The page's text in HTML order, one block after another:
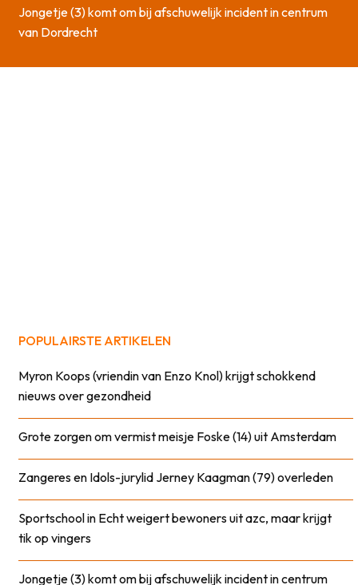
Jongetje (3) komt om bij afschuwelijk incident in centrum
van Dordrecht
POPULAIRSTE ARTIKELEN
Myron Koops (vriendin van Enzo Knol) krijgt schokkend
nieuws over gezondheid
Grote zorgen om vermist meisje Foske (14) uit Amsterdam
Zangeres en Idols-jurylid Jerney Kaagman (79) overleden
Sportschool in Echt weigert bewoners uit azc, maar krijgt
tik op vingers
Jongetje (3) komt om bij afschuwelijk incident in centrum